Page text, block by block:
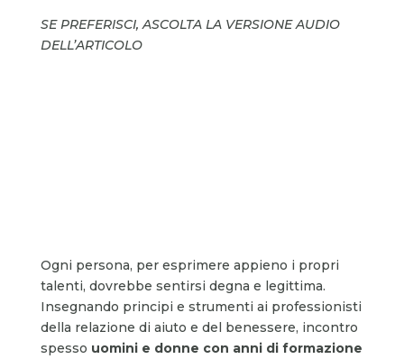
SE PREFERISCI, ASCOLTA LA VERSIONE AUDIO
DELL’ARTICOLO
Ogni persona, per esprimere appieno i propri
talenti, dovrebbe sentirsi degna e legittima.
Insegnando principi e strumenti ai professionisti
della relazione di aiuto e del benessere, incontro
spesso uomini e donne con anni di formazione